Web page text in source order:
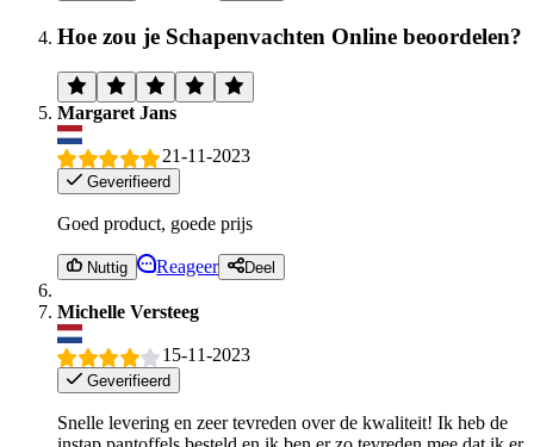
Hoe zou je Schapenvachten Online beoordelen?
Margaret Jans
21-11-2023
Geverifieerd
Goed product, goede prijs
Nuttig Reageer Deel
Michelle Versteeg
15-11-2023
Geverifieerd
Snelle levering en zeer tevreden over de kwaliteit! Ik heb de